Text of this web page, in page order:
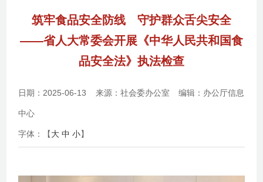
筑牢食品安全防线 守护群众舌尖安全
——省人大常委会开展《中华人民共和国食
品安全法》执法检查
日期：2025-06-13 来源：社会委办公室 编辑：办公厅信息
中心
字体：【大 中 小】